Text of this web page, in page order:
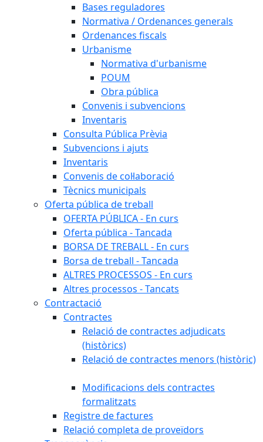
Bases reguladores
Normativa / Ordenances generals
Ordenances fiscals
Urbanisme
Normativa d'urbanisme
POUM
Obra pública
Convenis i subvencions
Inventaris
Consulta Pública Prèvia
Subvencions i ajuts
Inventaris
Convenis de col·laboració
Tècnics municipals
Oferta pública de treball
OFERTA PÚBLICA - En curs
Oferta pública - Tancada
BORSA DE TREBALL - En curs
Borsa de treball - Tancada
ALTRES PROCESSOS - En curs
Altres processos - Tancats
Contractació
Contractes
Relació de contractes adjudicats
(històrics)
Relació de contractes menors (històric)
Modificacions dels contractes
formalitzats
Registre de factures
Relació completa de proveïdors